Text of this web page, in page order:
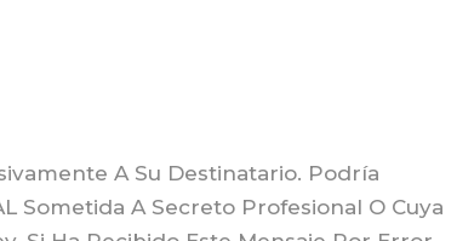
A Su Destinatario. Podría
Sometida A Secreto Profesional O Cuya